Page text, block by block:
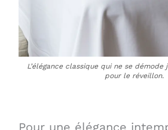
L’élégance classique qui ne se démode
pour le réveillon.
Pour une élégance